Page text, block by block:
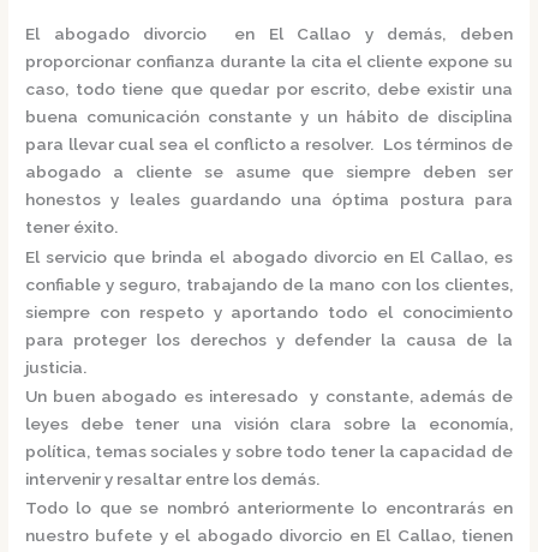
El abogado divorcio en El Callao y demás, deben
proporcionar confianza durante la cita el cliente expone su
caso, todo tiene que quedar por escrito, debe existir una
buena comunicación constante y un hábito de disciplina
para llevar cual sea el conflicto a resolver. Los términos de
abogado a cliente se asume que siempre deben ser
honestos y leales guardando una óptima postura para
tener éxito.
El servicio que brinda el abogado divorcio en El Callao, es
confiable y seguro, trabajando de la mano con los clientes,
siempre con respeto y aportando todo el conocimiento
para proteger los derechos y defender la causa de la
justicia.
Un buen abogado es interesado y constante, además de
leyes debe tener una visión clara sobre la economía,
política, temas sociales y sobre todo tener la capacidad de
intervenir y resaltar entre los demás.
Todo lo que se nombró anteriormente lo encontrarás en
nuestro bufete y el abogado divorcio en El Callao, tienen